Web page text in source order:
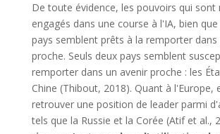
De toute évidence, les pouvoirs qui sont
engagés dans une course à l'IA, bien
pays semblent prêts à la remporter dans
proche. Seuls deux pays semblent
remporter dans un avenir proche : les
Chine (Thibout, 2018). Quant à l'Europe,
retrouver une position de leader parmi
tels que la Russie et la Corée (Atif et al.,